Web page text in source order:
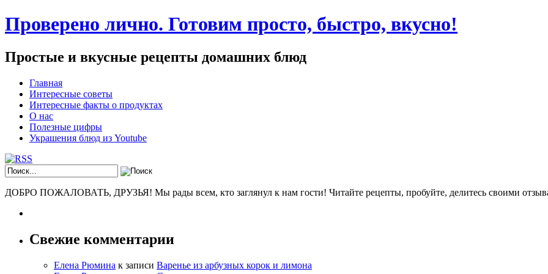
Проверено лично. Готовим просто, быстро, вкусно!
Простые и вкусные рецепты домашних блюд
Главная
Интересные советы
Интересные факты о продуктах
О нас
Полезные цифры
Украшения блюд из Youtube
ДОБРО ПОЖАЛОВАТЬ, ДРУЗЬЯ! Мы рады всем, кто заглянул к нам гости! Читайте рецепты, пробуйте, делитесь своими
Свежие комментарии
Елена Рюмина к записи Варенье из арбузных корок и лимона